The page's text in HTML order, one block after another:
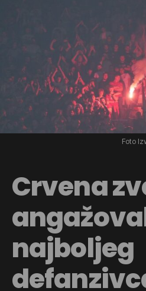
Foto
Crvena
najboljeg